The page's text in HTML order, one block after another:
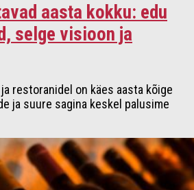
aasta kokku: edu
selge visioon ja
restoranidel on käes aasta kõige
ja suure sagina keskel palusime